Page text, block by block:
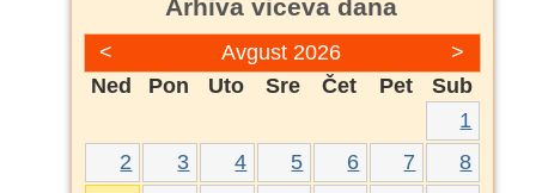
Arhiva viceva dana
< >
Avgust 2026
Ned
Pon Uto Sre Čet Pet
Sub
1
2
3 4 5 6 7
8